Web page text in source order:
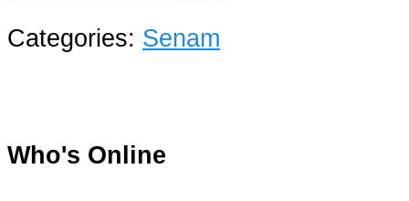
Categories: Senam
Who's Online